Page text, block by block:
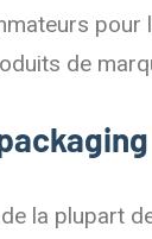
de
la plupart